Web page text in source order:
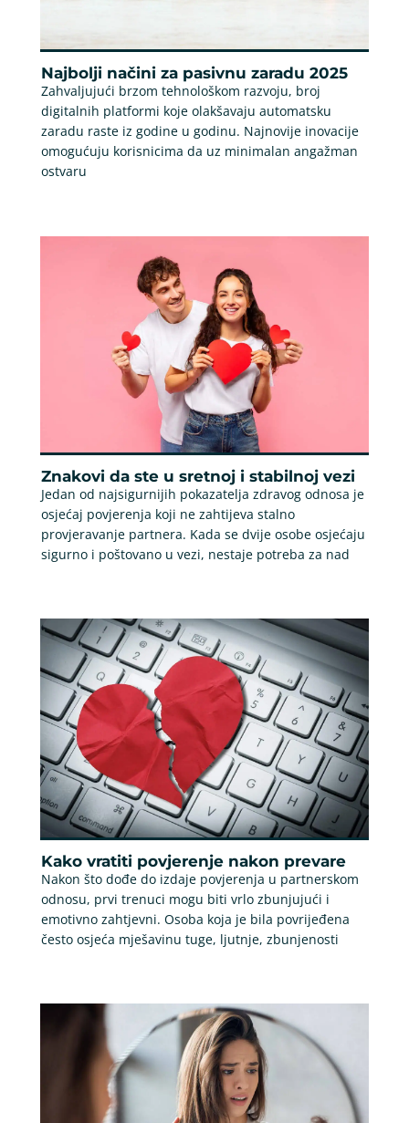
Najbolji načini za pasivnu zaradu 2025
Zahvaljujući brzom tehnološkom razvoju, broj
digitalnih platformi koje olakšavaju automatsku
zaradu raste iz godine u godinu. Najnovije inovacije
omogućuju korisnicima da uz minimalan angažman
ostvaru
Znakovi da ste u sretnoj i stabilnoj vezi
Jedan od najsigurnijih pokazatelja zdravog odnosa je
osjećaj povjerenja koji ne zahtijeva stalno
provjeravanje partnera. Kada se dvije osobe osjećaju
sigurno i poštovano u vezi, nestaje potreba za nad
Kako vratiti povjerenje nakon prevare
Nakon što dođe do izdaje povjerenja u partnerskom
odnosu, prvi trenuci mogu biti vrlo zbunjujući i
emotivno zahtjevni. Osoba koja je bila povrijeđena
često osjeća mješavinu tuge, ljutnje, zbunjenosti